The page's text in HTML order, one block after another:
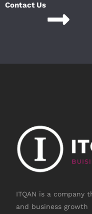
Contact Us
ITQAN is a company
and business growth